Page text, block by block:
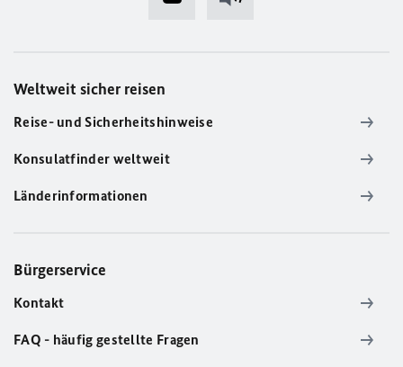
Weltweit sicher reisen
Reise- und Sicherheitshinweise
Konsulatfinder weltweit
Länderinformationen
Bürgerservice
Kontakt
FAQ - häufig gestellte Fragen